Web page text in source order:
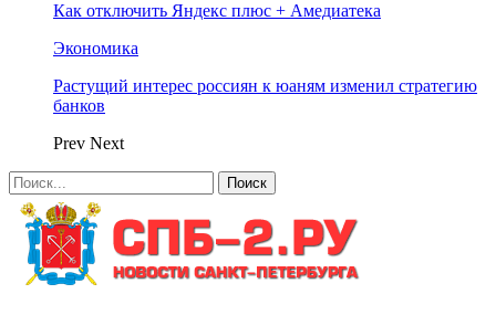
Как отключить Яндекс плюс + Амедиатека
Экономика
Растущий интерес россиян к юаням изменил стратегию
банков
Prev Next